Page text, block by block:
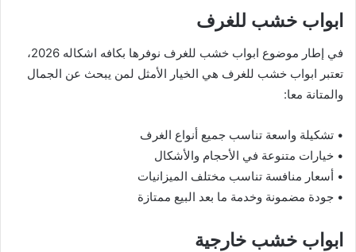
ابواب خشب للغرف
في إطار موضوع ابواب خشب للغرف نوفرها بكافه اشكاله 2026،
تعتبر ابواب خشب للغرف هي الخيار الأمثل لمن يبحث عن الجمال
والمتانة معا:
• تشكيلة واسعة تناسب جميع أنواع الغرف
• خيارات متنوعة في الأحجام والأشكال
• أسعار منافسة تناسب مختلف الميزانيات
• جودة مضمونة وخدمة ما بعد البيع ممتازة
ابواب خشب خارجية